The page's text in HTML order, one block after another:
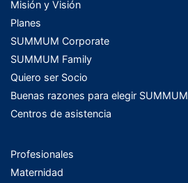
Misión y Visión
Planes
SUMMUM Corporate
SUMMUM Family
Quiero ser Socio
Buenas razones para elegir SUMMUM
Centros de asistencia
Profesionales
Maternidad